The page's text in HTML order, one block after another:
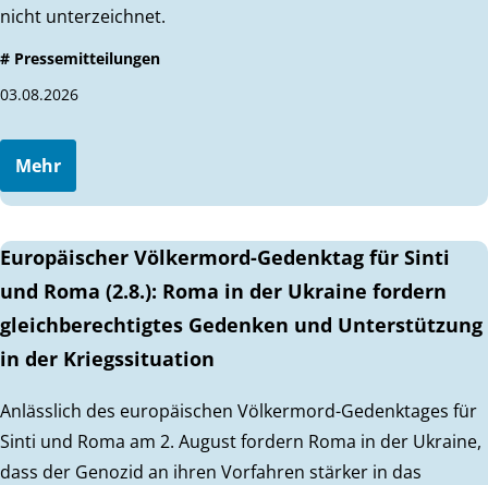
nicht unterzeichnet.
# Pressemitteilungen
03.08.2026
Mehr
Europäischer Völkermord-Gedenktag für Sinti
und Roma (2.8.): Roma in der Ukraine fordern
gleichberechtigtes Gedenken und Unterstützung
in der Kriegssituation
Anlässlich des europäischen Völkermord-Gedenktages für
Sinti und Roma am 2. August fordern Roma in der Ukraine,
dass der Genozid an ihren Vorfahren stärker in das